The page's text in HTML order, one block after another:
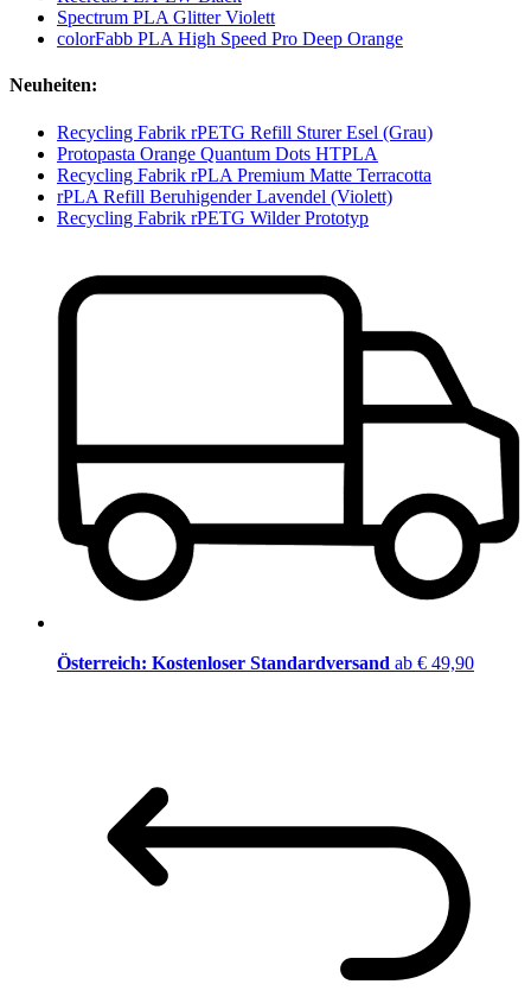
Spectrum PLA Glitter Violett
colorFabb PLA High Speed Pro Deep Orange
Neuheiten:
Recycling Fabrik rPETG Refill Sturer Esel (Grau)
Protopasta Orange Quantum Dots HTPLA
Recycling Fabrik rPLA Premium Matte Terracotta
rPLA Refill Beruhigender Lavendel (Violett)
Recycling Fabrik rPETG Wilder Prototyp
Österreich: Kostenloser Standardversand ab € 49,90